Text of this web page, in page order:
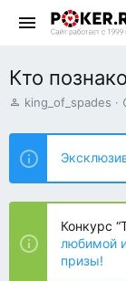
Кто
А
т
о
р
т
е
ы
king_of_spades
Конкурс
любимой
призы!